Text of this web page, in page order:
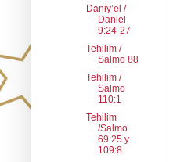
Daniy’el /
Daniel
9:24-27
Tehilim /
Salmo 88
Tehilim /
Salmo
110:1
Tehilim
/Salmo
69:25 y
109:8.